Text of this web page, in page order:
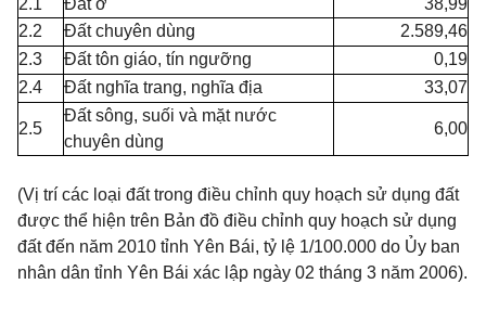
2.1
Đất ở
38,99
2.2
Đất chuyên dùng
2.589,46
2.3
Đất tôn giáo, tín ngưỡng
0,19
2.4
Đất nghĩa trang, nghĩa địa 33,07
2.5
Đất sông, suối và mặt nước
chuyên dùng
6,00
(Vị trí các loại đất trong điều chỉnh quy hoạch sử dụng đất
được thể hiện trên Bản đồ điều chỉnh quy hoạch sử dụng
đất đến năm 2010 tỉnh Yên Bái, tỷ lệ 1/100.000 do Ủy ban
nhân dân tỉnh Yên Bái xác lập ngày 02 tháng 3 năm 2006).